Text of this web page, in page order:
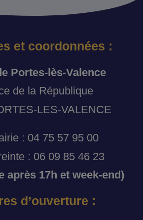
et coordonnées :
Portes-lès-Valence
de la République
LES-VALENCE
: 04 75 57 95 00
: 06 09 85 46 23
après 17h et week-end)
d’ouverture :